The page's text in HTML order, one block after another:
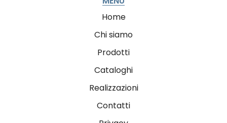
Home
Chi siamo
Prodotti
Cataloghi
Realizzazioni
Contatti